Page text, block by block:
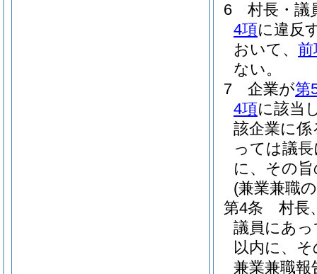
6
村長・議
4項に違反
おいて、 前
ない。
7
企業が第
4項に該当
該企業に係
っては議
に、その
(兼業兼職
第4条
村長
議員にあ
以内に、
兼業兼職報